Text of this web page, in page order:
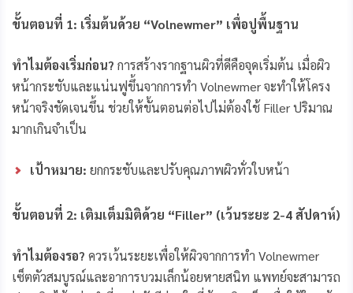
ขั้นตอนที่ 1: เริ่มต้นด้วย “Volnewmer” เพื่อปูพื้นฐาน
ทำไมต้องเริ่มก่อน? การสร้างรากฐานผิวที่ดีคือจุดเริ่มต้น เมื่อผิว
หน้ากระชับและแน่นฟูขึ้นจากการทำ Volnewmer จะทำให้โครง
หน้าจริงชัดเจนขึ้น ช่วยให้ขั้นตอนต่อไปไม่ต้องใช้ Filler ปริมาณ
มากเกินจำเป็น
เป้าหมาย: ยกกระชับและปรับคุณภาพผิวทั่วใบหน้า
ขั้นตอนที่ 2: เติมเต็มมิติด้วย “Filler” (เว้นระยะ 2-4 สัปดาห์)
ทำไมต้องรอ? ควรเว้นระยะเพื่อให้ผิวจากการทำ Volnewmer
เซ็ตตัวสมบูรณ์และอาการบวมเล็กน้อยหายสนิท แพทย์จะสามารถ